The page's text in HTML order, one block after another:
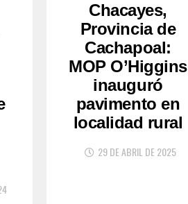
Chacayes,
Provincia de
Cachapoal:
MOP O’Higgins
inauguró
pavimento en
localidad rural
29 DE ABRIL DE 2025